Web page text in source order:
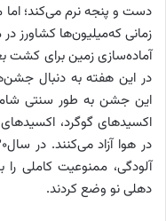
دست و پنجه نرم می‌کند؛ اما
زمانی که‌میلیون‌ها کشاورز
آماده‌سازی زمین برای کشت
در این هفته به دنبال
این جشن به طور سنتی
اکسیدهای گوگرد،
آلودگی، ممنوعیت کاملی
دهلی نو وضع کردند.